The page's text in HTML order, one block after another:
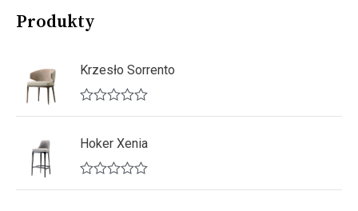
Produkty
Krzesło Sorrento
O
e
n
i
o
n
Hoker Xenia
O